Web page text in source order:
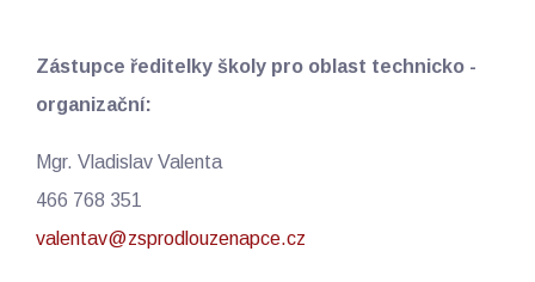
Zástupce ředitelky školy pro oblast technicko -
organizační:
Mgr. Vladislav Valenta
466 768 351
valentav@zsprodlouzenapce.cz